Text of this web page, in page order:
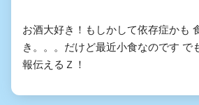
お酒大好き！もしかして依存症かも
き。。。だけど最近小食なのです で
報伝えるＺ！